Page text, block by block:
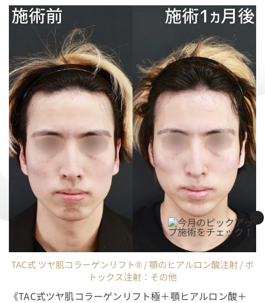
TAC式 ツヤ肌コラーゲンリフト® / 顎のヒアルロン酸注射 / ボ
トックス注射：その他
《TAC式ツヤ肌コラーゲンリフト極＋顎ヒアルロン酸＋